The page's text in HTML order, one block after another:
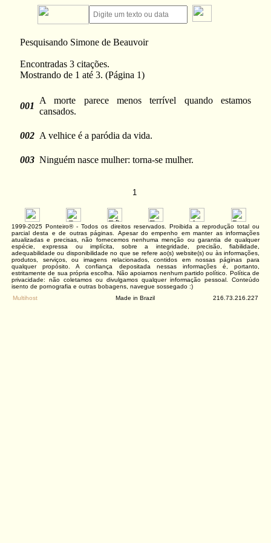
Pesquisando Simone de Beauvoir
Encontradas 3 citações.
Mostrando de 1 até 3. (Página 1)
001
A morte parece menos terrível quando estamos
cansados.
002 A velhice é a paródia da vida.
003 Ninguém nasce mulher: torna-se mulher.
1
1999-2025 Ponteiro® - Todos os direitos reservados. Proibida a reprodução total ou
parcial desta e de outras páginas. Apesar do empenho em manter as informações
atualizadas e precisas, não fornecemos nenhuma menção ou garantia de qualquer
espécie, expressa ou implícita, sobre a integridade, precisão, fiabilidade,
adequabilidade ou disponibilidade no que se refere ao(s) website(s) ou às informações,
produtos, serviços, ou imagens relacionados, contidos em nossas páginas para
qualquer propósito. A confiança depositada nessas informações é, portanto,
estritamente de sua própria escolha. Não apoiamos nenhum partido político. Política de
privacidade: não coletamos ou divulgamos qualquer informação pessoal. Conteúdo
isento de pornografia e outras bobagens, navegue sossegado :)
Multihost
Made in Brazil 216.73.216.227